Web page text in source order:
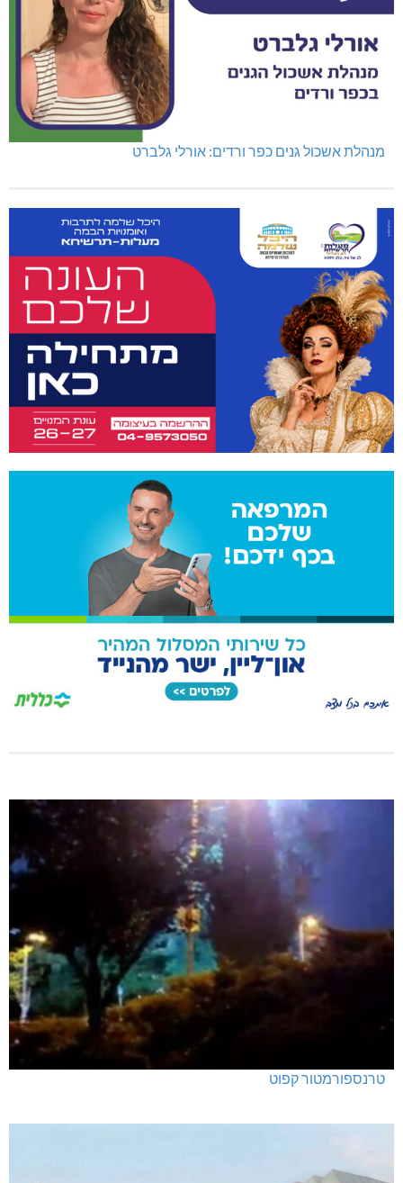
מנהלת אשכול גנים כפר ורדים: אורלי גלברט
טרנספורמטור קפוט